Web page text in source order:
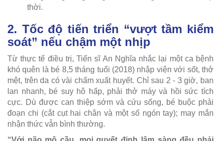
thời.
2. Tốc độ tiến triển “vượt tầm kiểm
soát” nếu chậm một nhịp
Từ thực tế điều trị, Tiến sĩ An Nghĩa nhắc lại một ca bệnh
khó quên là bé 8,5 tháng tuổi (2018) nhập viện với sốt, thở
mệt, trên da có vài chấm xuất huyết. Chỉ sau 2 - 3 giờ, ban
lan nhanh, bé suy hô hấp, phải thở máy và hồi sức tích
cực. Dù được can thiệp sớm và cứu sống, bé buộc phải
đoạn chi (cắt cụt hai chân và một số ngón tay); may mắn
nhận thức vẫn bình thường.